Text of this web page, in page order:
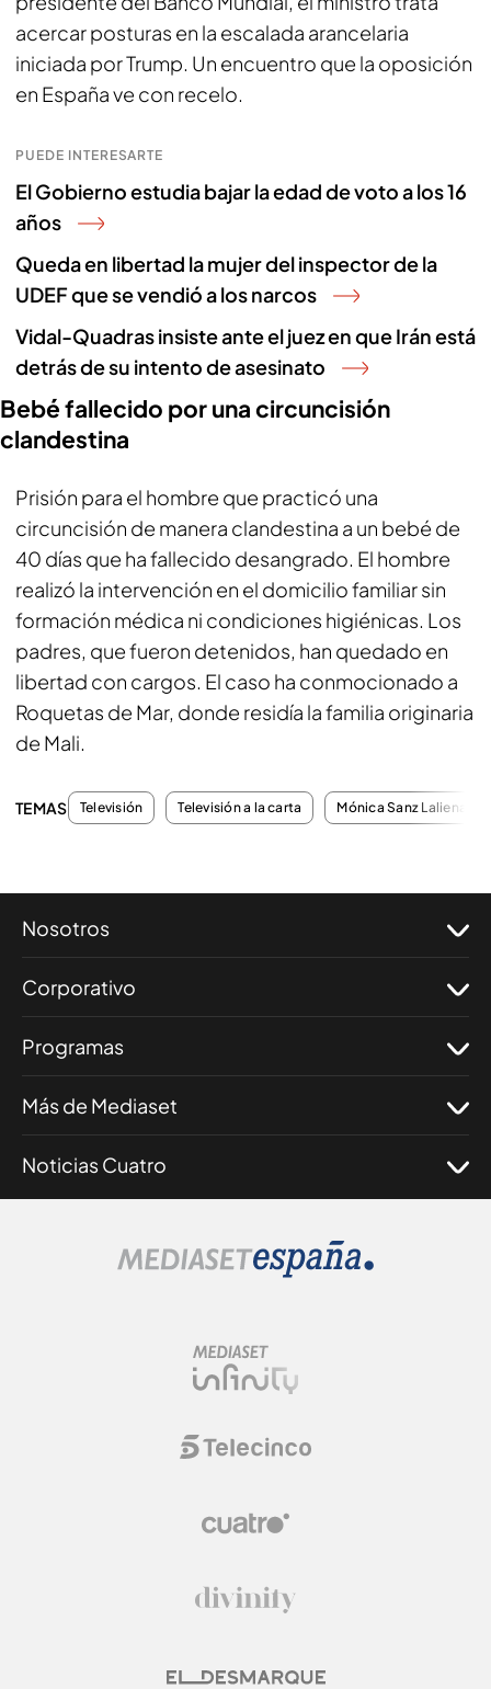
acercar posturas en la escalada arancelaria
iniciada por Trump. Un encuentro que la oposición
en España ve con recelo.
PUEDE INTERESARTE
El Gobierno estudia bajar la edad de voto a los 16
años
Queda en libertad la mujer del inspector de la
UDEF que se vendió a los narcos
Vidal-Quadras insiste ante el juez en que Irán está
detrás de su intento de asesinato
Bebé fallecido por una circuncisión
clandestina
Prisión para el hombre que practicó una
circuncisión de manera clandestina a un bebé de
40 días que ha fallecido desangrado. El hombre
realizó la intervención en el domicilio familiar sin
formación médica ni condiciones higiénicas. Los
padres, que fueron detenidos, han quedado en
libertad con cargos. El caso ha conmocionado a
Roquetas de Mar, donde residía la familia originaria
de Mali.
TEMAS Televisión Televisión a la carta Mónica Sanz Laliena
Nosotros
Corporativo
Programas
Más de Mediaset
Noticias Cuatro